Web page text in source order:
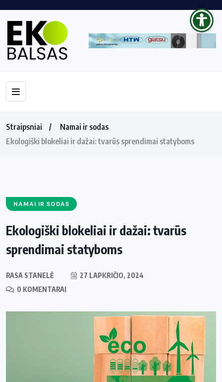
Straipsniai
Namai ir sodas
Ekologiški blokeliai ir dažai: tvarūs sprendimai statyboms
NAMAI IR SODAS
Ekologiški blokeliai ir dažai: tvarūs
sprendimai statyboms
RASA STANELĖ
27 LAPKRIČIO, 2024
0 KOMENTARAI